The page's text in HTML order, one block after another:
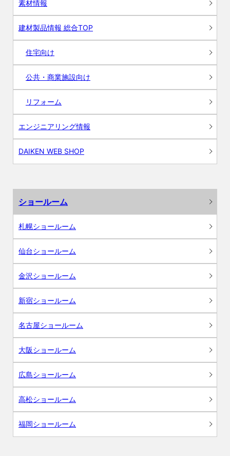
素材情報
建材製品情報 総合TOP
住宅向け
公共・商業施設向け
リフォーム
エンジニアリング情報
DAIKEN WEB SHOP
ショールーム
札幌ショールーム
仙台ショールーム
金沢ショールーム
新宿ショールーム
名古屋ショールーム
大阪ショールーム
広島ショールーム
高松ショールーム
福岡ショールーム